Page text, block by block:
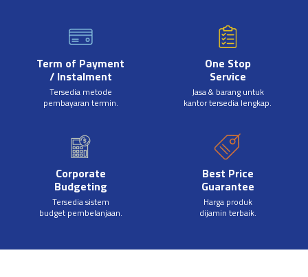
Term of Payment
/ Instalment
Tersedia metode
pembayaran termin.
One Stop
Service
Jasa & barang untuk
kantor tersedia lengkap.
Corporate
Budgeting
Tersedia sistem
budget pembelanjaan.
Best Price
Guarantee
Harga produk
dijamin terbaik.